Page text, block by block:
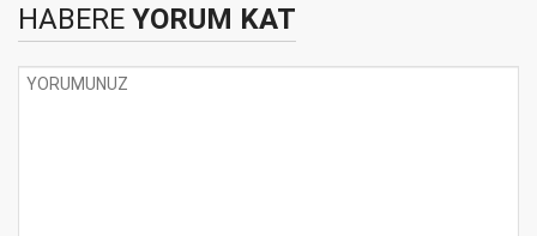
HABERE YORUM KAT